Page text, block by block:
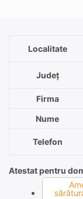
Localitate
Județ
Firma
Nume
Telefon
Atestat pentru